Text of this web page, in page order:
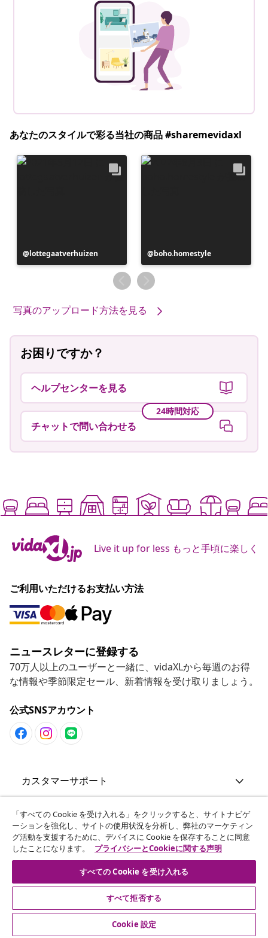
あなたのスタイルで彩る当社の商品 #sharemevidaxl
投
稿
lottegaatverhuizen
投
稿
者
boho.homestyle
写真のアップロード方法を見る
お困りですか？
ヘルプセンターを見る
24時間対応
チャットで問い合わせる
Live it up for less もっと手頃に楽しく
ご利用いただけるお支払い方法
ニュースレターに登録する
70万人以上のユーザーと一緒に、vidaXLから毎週のお得
な情報や季節限定セール、新着情報を受け取りましょう。
公式SNSアカウント
カスタマーサポート
ビジネス・パートナーシップ
vidaXL
その他の情報
「すべての Cookie を受け入れる」をクリックすると、サイトナビゲ
ーションを強化し、サイトの使用状況を分析し、弊社のマーケティン
グ活動を支援するために、デバイスに Cookie を保存することに同意
したことになります。
プライバシーとCookieに関する声明
すべての Cookie を受け入れる
すべて拒否する
Cookie 設定